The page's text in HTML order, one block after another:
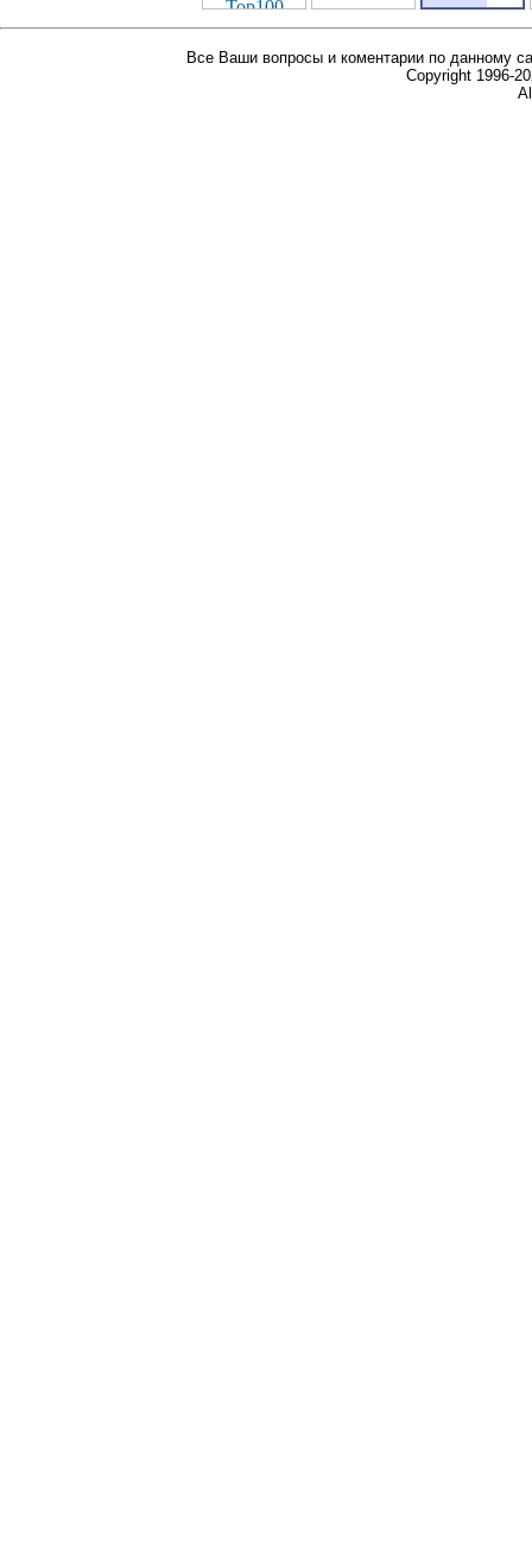
Все Ваши вопросы и коментарии по данному
Copyright 1996-